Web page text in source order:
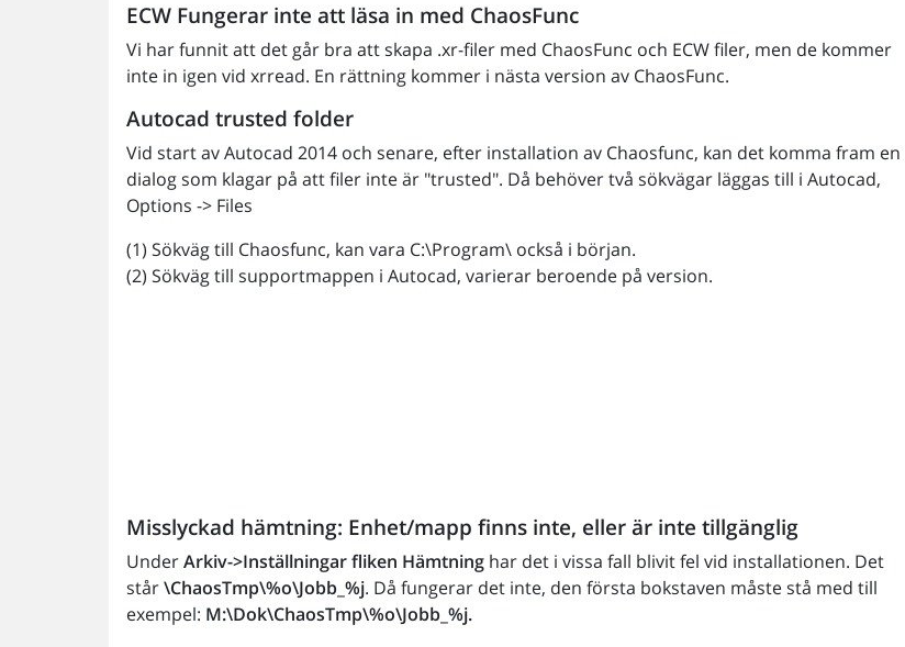
ECW Fungerar inte att läsa in med ChaosFunc
Vi har funnit att det går bra att skapa .xr-filer med ChaosFunc och ECW filer, men de kommer
inte in igen vid xrread. En rättning kommer i nästa version av ChaosFunc.
Autocad trusted folder
Vid start av Autocad 2014 och senare, efter installation av Chaosfunc, kan det komma fram en
dialog som klagar på att filer inte är "trusted". Då behöver två sökvägar läggas till i Autocad,
Options -> Files
(1) Sökväg till Chaosfunc, kan vara C:\Program\ också i början.
(2) Sökväg till supportmappen i Autocad, varierar beroende på version.
Misslyckad hämtning: Enhet/mapp finns inte, eller är inte tillgänglig
UnderArkiv->Inställningar fliken Hämtning har det i vissa fall blivit fel vid installationen. Det
står\ChaosTmp\%o\Jobb_%j. Då fungerar det inte, den första bokstaven måste stå med till
exempel: M:\Dok\ChaosTmp\%o\Jobb_%j.